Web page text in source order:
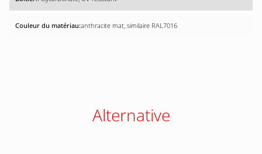
anthracite mat, similaire RAL7016
Alternative